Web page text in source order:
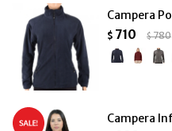
Campera
$ 710 $780
Campera